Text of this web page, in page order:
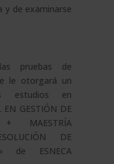
y de examinarse
pruebas de
le otorgará un
estudios en
EN GESTIÓN DE
+ MAESTRÍA
DE
de ESNECA